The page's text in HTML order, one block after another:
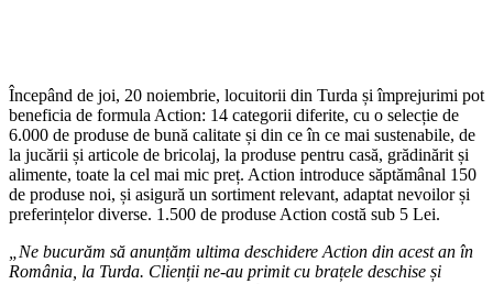
Începând de joi, 20 noiembrie, locuitorii din Turda și împrejurimi pot
beneficia de formula Action: 14 categorii diferite, cu o selecție de
6.000 de produse de bună calitate și din ce în ce mai sustenabile, de
la jucării și articole de bricolaj, la produse pentru casă, grădinărit și
alimente, toate la cel mai mic preț. Action introduce săptămânal 150
de produse noi, și asigură un sortiment relevant, adaptat nevoilor și
preferințelor diverse. 1.500 de produse Action costă sub 5 Lei.
„Ne bucurăm să anunțăm ultima deschidere Action din acest an în
România, la Turda. Clienții ne-au primit cu brațele deschise și